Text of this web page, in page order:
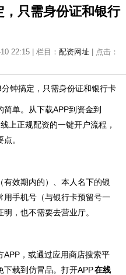
只需身份证和银行
22:15 | 栏目： 配资网址 | 点击：
钟搞定，只需身份证和银行卡
单。从下载APP到资金到
上正规配资的一键开户流程，
。
效期内的）、本人名下的银
用手机号（与银行卡预留号一
，也不需要去营业厅。
，或通过应用商店搜索平
下载到仿冒品。打开APP在线